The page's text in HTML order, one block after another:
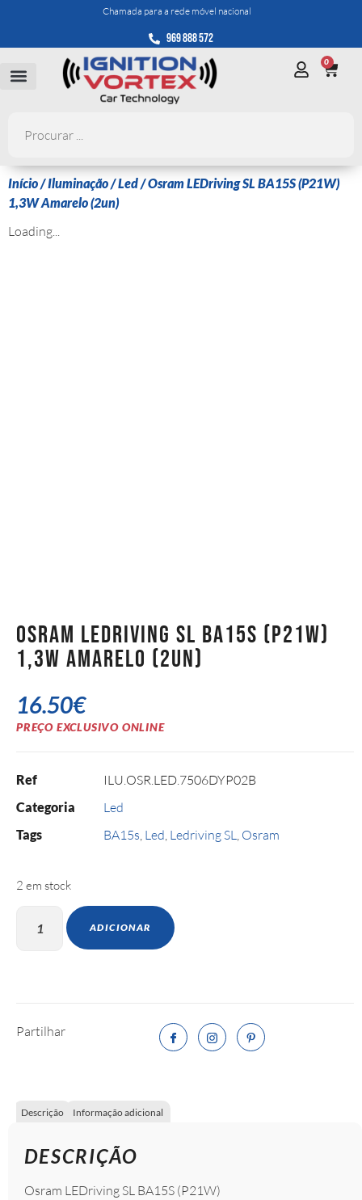
Chamada para a rede móvel nacional
969 888 572
0
Início/Iluminação/Led/ Osram LEDriving SL BA15S (P21W)
1,3W Amarelo (2un)
Loading...
Osram LEDriving SL BA15S (P21W)
1,3W Amarelo (2un)
16.50€
PREÇO EXCLUSIVO ONLINE
Ref ILU.OSR.LED.7506DYP02B
Categoria Led
Tags BA15s Led Ledriving SL Osram
2 em stock
ADICIONAR
Partilhar
Descrição Informação adicional
DESCRIÇÃO
Osram LEDriving SL BA15S (P21W)